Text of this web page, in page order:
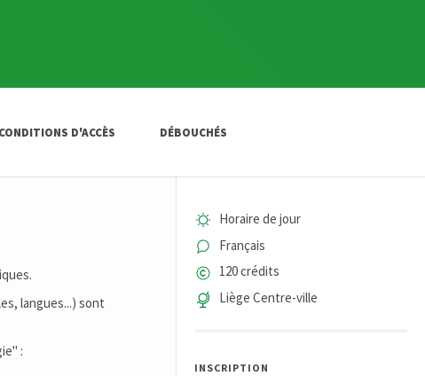
CONDITIONS D'ACCÈS DÉBOUCHÉS
Horaire de jour
Français
120 crédits
Liège Centre-ville
INSCRIPTION
langues...) sont
: